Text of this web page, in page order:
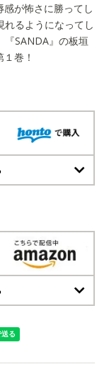
が怖さに勝ってし
るようになってし
『SANDA』の板垣
巻！